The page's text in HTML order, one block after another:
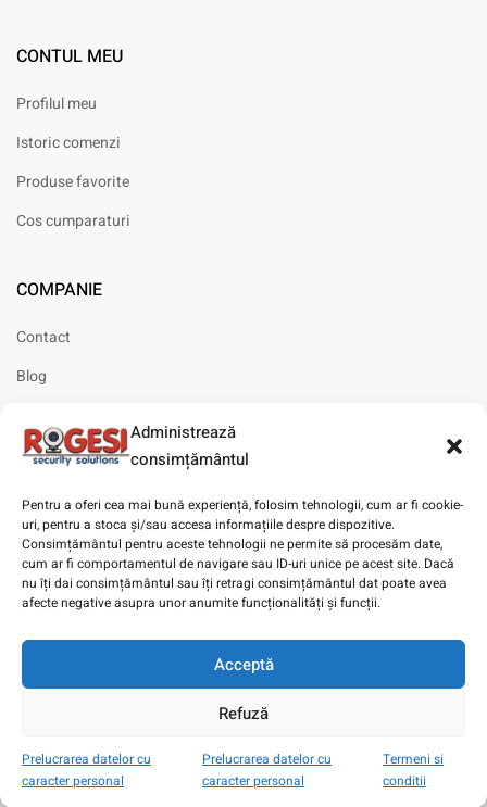
Administrează
consimțământul
Pentru a oferi cea mai bună experiență, folosim tehnologii, cum ar fi cookie-
uri, pentru a stoca și/sau accesa informațiile despre dispozitive.
Consimțământul pentru aceste tehnologii ne permite să procesăm date,
cum ar fi comportamentul de navigare sau ID-uri unice pe acest site. Dacă
nu îți dai consimțământul sau îți retragi consimțământul dat poate avea
afecte negative asupra unor anumite funcționalități și funcții.
Acceptă
Refuză
Prelucrarea datelor cu
caracter personal
Prelucrarea datelor cu
caracter personal
Termeni si
conditii
Magazin Search Wishlist
CONTUL MEU
Profilul meu
Istoric comenzi
Produse favorite
Cos cumparaturi
COMPANIE
Contact
Blog
Solicitare instalare
Copyright © 2025Digitaz.